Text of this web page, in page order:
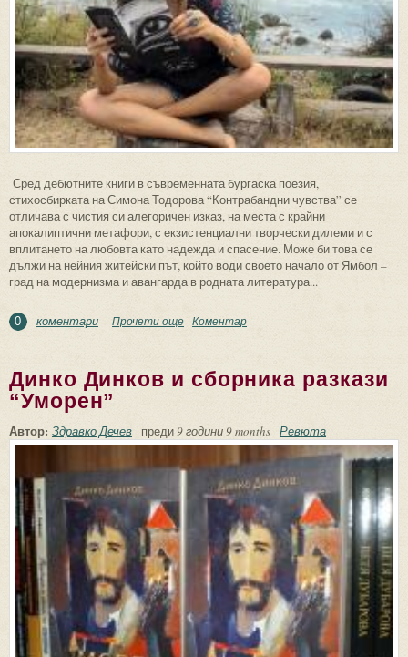
Сред дебютните книги в съвременната бургаска поезия,
стихосбирката на Симона Тодорова “Контрабандни чувства” се
отличава с чистия си алегоричен изказ, на места с крайни
апокалиптични метафори, с екзистенциални творчески дилеми и с
вплитането на любовта като надежда и спасение. Може би това се
дължи на нейния житейски път, който води своето начало от Ямбол –
град на модернизма и авангарда в родната литература...
0 коментари Прочети още about “Контрабандни чувства” на Симона
Коментар
Динко Динков и сборника разкази
“Уморен”
Автор: Здравко Дечев преди9 години 9 months Ревюта